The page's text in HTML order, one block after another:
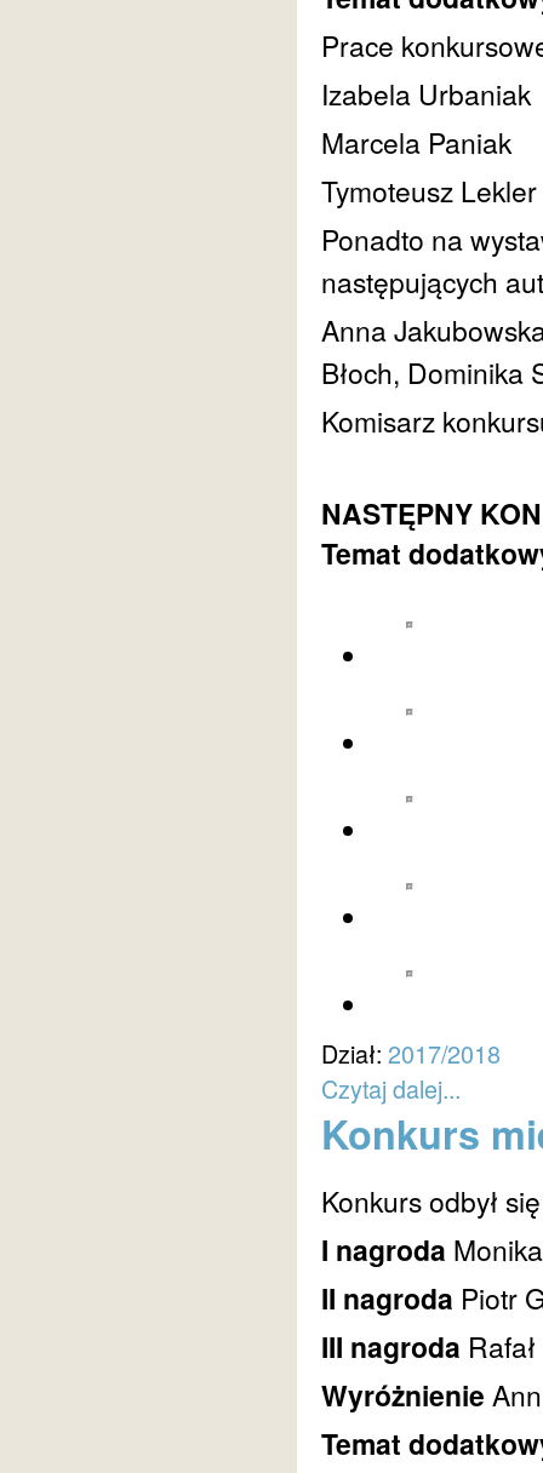
Prace
Izabela Urbaniak
Marcela Paniak
Tymoteusz Lekler
Ponadto na
następujących
Anna
Błoch, Dominika
Komisarz
NASTĘPNY
Temat
Dział: 2017/2018
Czytaj dalej...
Konkurs
Konkurs odbył
I nagroda
II nagroda Piotr
III nagroda
Wyróżnienie
Temat